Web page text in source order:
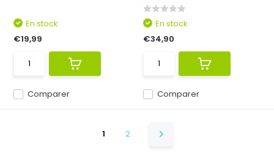
Comparer
En stock
€19,99
Comparer
En stock
€34,90
1 2